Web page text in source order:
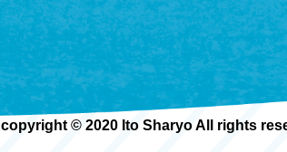
copyright © 2020 Ito Sharyo All rights